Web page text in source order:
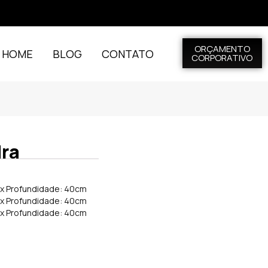
BLOG CONTATO ORÇAMENTO
CORPORATIVO
Profundidade: 40cm
Profundidade: 40cm
Profundidade: 40cm